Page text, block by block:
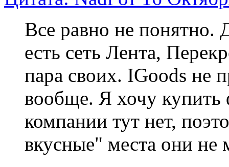
Все равно не понятно.
есть сеть Лента,
пара своих. IGoods не
вообще. Я хочу
компании тут нет,
вкусные" места они не